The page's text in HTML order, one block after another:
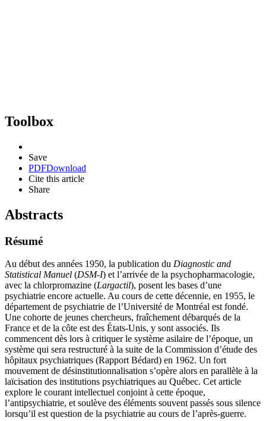
Toolbox
Save
PDFDownload
Cite this article
Share
Abstracts
Résumé
Au début des années 1950, la publication du Diagnostic and
Statistical Manuel (DSM-I) et l’arrivée de la psychopharmacologie,
avec la chlorpromazine (Largactil), posent les bases d’une
psychiatrie encore actuelle. Au cours de cette décennie, en 1955, le
département de psychiatrie de l’Université de Montréal est fondé.
Une cohorte de jeunes chercheurs, fraîchement débarqués de la
France et de la côte est des États-Unis, y sont associés. Ils
commencent dès lors à critiquer le système asilaire de l’époque, un
système qui sera restructuré à la suite de la Commission d’étude des
hôpitaux psychiatriques (Rapport Bédard) en 1962. Un fort
mouvement de désinstitutionnalisation s’opère alors en parallèle à la
laïcisation des institutions psychiatriques au Québec. Cet article
explore le courant intellectuel conjoint à cette époque,
l’antipsychiatrie, et soulève des éléments souvent passés sous silence
lorsqu’il est question de la psychiatrie au cours de l’après-guerre.